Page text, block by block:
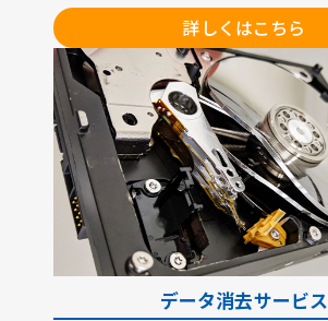
詳しくはこちら
データ消去サービス